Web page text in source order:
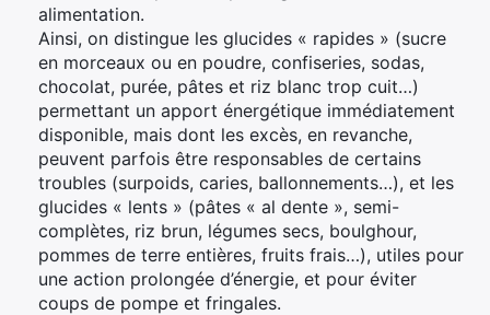
alimentation.
Ainsi, on distingue les glucides « rapides » (sucre
en morceaux ou en poudre, confiseries, sodas,
chocolat, purée, pâtes et riz blanc trop cuit…)
permettant un apport énergétique immédiatement
disponible, mais dont les excès, en revanche,
peuvent parfois être responsables de certains
troubles (surpoids, caries, ballonnements…), et les
glucides « lents » (pâtes « al dente », semi-
complètes, riz brun, légumes secs, boulghour,
pommes de terre entières, fruits frais…), utiles pour
une action prolongée d’énergie, et pour éviter
coups de pompe et fringales.